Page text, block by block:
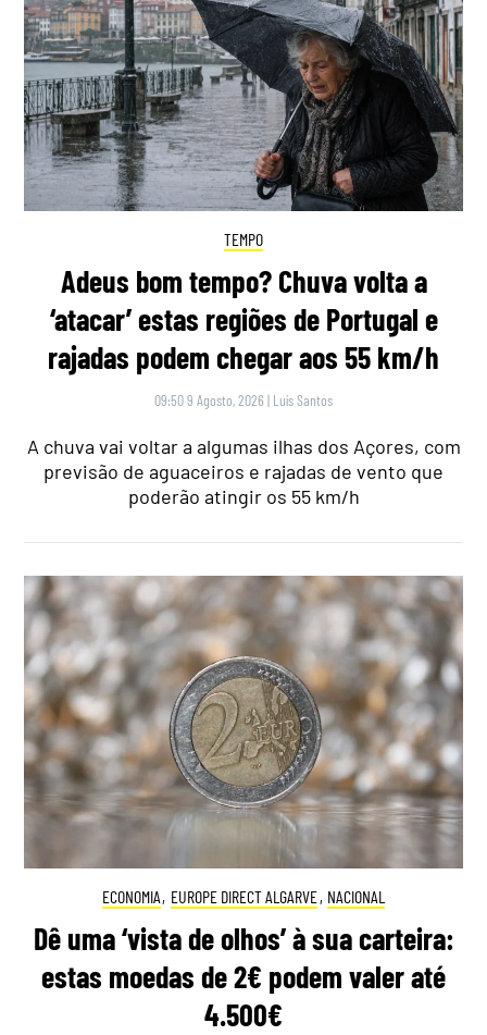
TEMPO
Adeus bom tempo? Chuva volta a
‘atacar’ estas regiões de Portugal e
rajadas podem chegar aos 55 km/h
09:50 9 Agosto, 2026 | Luís Santos
A chuva vai voltar a algumas ilhas dos Açores, com
previsão de aguaceiros e rajadas de vento que
poderão atingir os 55 km/h
ECONOMIA, EUROPE DIRECT ALGARVE, NACIONAL
Dê uma ‘vista de olhos’ à sua carteira:
estas moedas de 2€ podem valer até
4.500€